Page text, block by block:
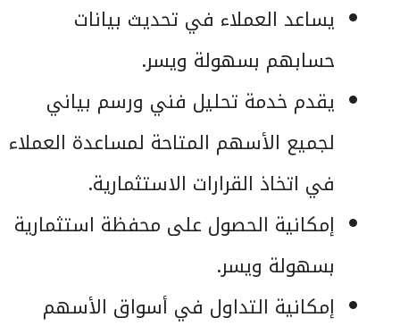
يساعد العملاء في تحديث بيانات
حسابهم بسهولة ويسر.
يقدم خدمة تحليل فني ورسم بياني
لجميع الأسهم المتاحة لمساعدة العملاء
في اتخاذ القرارات الاستثمارية.
إمكانية الحصول على محفظة استثمارية
بسهولة ويسر.
إمكانية التداول في أسواق الأسهم